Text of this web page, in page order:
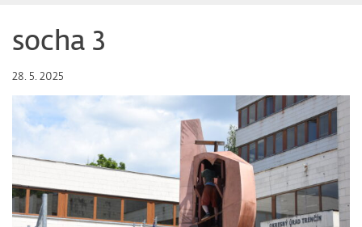
socha 3
28. 5. 2025